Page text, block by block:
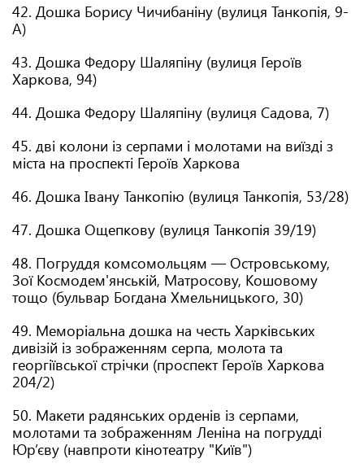
42. Дошка Борису Чичибаніну (вулиця Танкопія, 9-
А)
43. Дошка Федору Шаляпіну (вулиця Героїв
Харкова, 94)
44. Дошка Федору Шаляпіну (вулиця Садова, 7)
45. дві колони із серпами і молотами на виїзді з
міста на проспекті Героїв Харкова
46. Дошка Івану Танкопію (вулиця Танкопія, 53/28)
47. Дошка Ощепкову (вулиця Танкопія 39/19)
48. Погруддя комсомольцям — Островському,
Зої Космодем'янській, Матросову, Кошовому
тощо (бульвар Богдана Хмельницького, 30)
49. Меморіальна дошка на честь Харківських
дивізій із зображенням серпа, молота та
георгіївської стрічки (проспект Героїв Харкова
204/2)
50. Макети радянських орденів із серпами,
молотами та зображенням Леніна на погрудді
Юр’єву (навпроти кінотеатру "Київ")